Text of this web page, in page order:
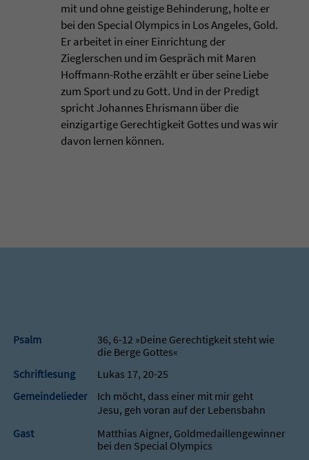
mit und ohne geistige Behinderung, holte er
bei den Special Olympics in Los Angeles, Gold.
Er arbeitet in einer Einrichtung der
Zieglerschen und im Gespräch mit Maren
Hoffmann-Rothe erzählt er über seine Liebe
zum Sport und zu Gott. Und in der Predigt
spricht Johannes Ehrismann über die
einzigartige Gerechtigkeit Gottes und was wir
davon lernen können.
Psalm
36, 6-12 »Deine Gerechtigkeit steht wie
die Berge Gottes«
Schriftlesung
Lukas 17, 20-25
Gemeindelieder
Ich möcht, dass einer mit mir geht
Jesu, geh voran auf der Lebensbahn
Gast
Matthias Aigner, Goldmedaillengewinner
bei den Special Olympics